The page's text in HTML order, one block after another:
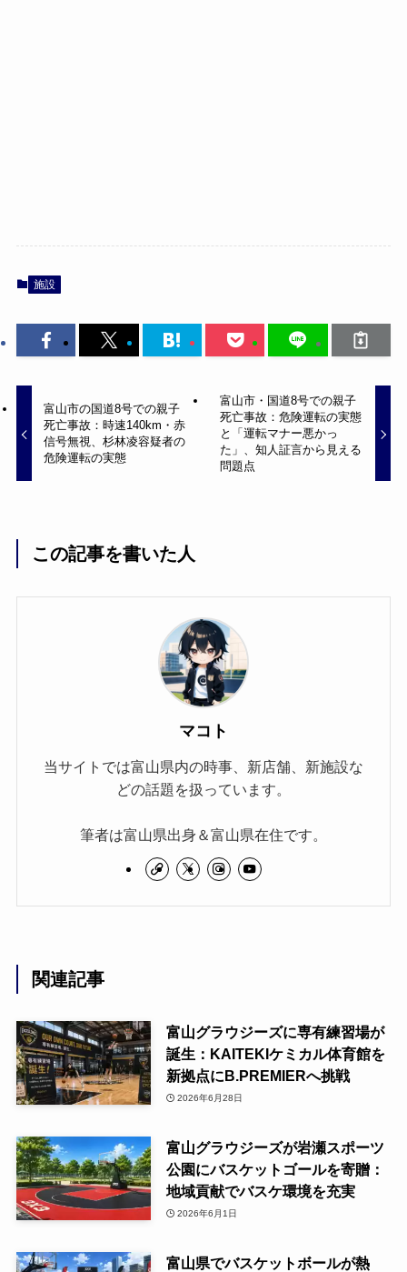
施設
富山市の国道8号での親子
死亡事故：時速140km・赤
信号無視、杉林凌容疑者の
危険運転の実態
富山市・国道8号での親子
死亡事故：危険運転の実態
と「運転マナー悪かっ
た」、知人証言から見える
問題点
この記事を書いた人
マコト
当サイトでは富山県内の時事、新店舗、新施設な
どの話題を扱っています。
筆者は富山県出身＆富山県在住です。
関連記事
富山グラウジーズに専有練習場が
誕生：KAITEKIケミカル体育館を
新拠点にB.PREMIERへ挑戦
2026年6月28日
富山グラウジーズが岩瀬スポーツ
公園にバスケットゴールを寄贈：
地域貢献でバスケ環境を充実
2026年6月1日
富山県でバスケットボールが熱